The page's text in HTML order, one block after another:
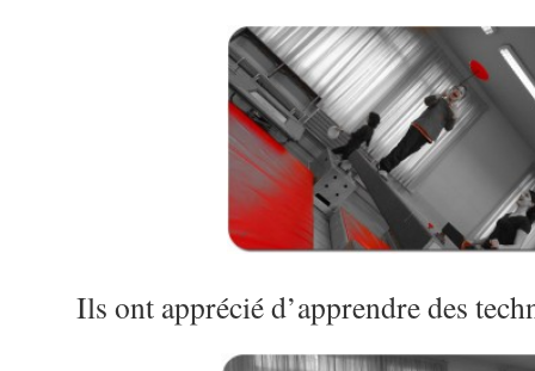
Ils ont apprécié d’apprendre des